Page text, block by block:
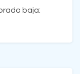
baja: